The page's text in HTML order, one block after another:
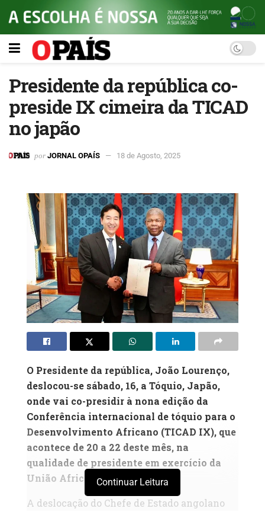
Presidente da república co-
preside IX cimeira da TICAD
no japão
por JORNAL OPAÍS 18 de Agosto, 2025
O Presidente da república, João Lourenço,
deslocou-se sábado, 16, a Tóquio, Japão,
onde vai co-presidir à nona edição da
Conferência internacional de tóquio para o
Desenvolvimento Africano (TICAD IX), que
acontece de 20 a 22 deste mês, na
qualidade de presidente em exercício da
União Africana (UA)
A deslocação do Chefe de Estado angolano
Continuar Leitura